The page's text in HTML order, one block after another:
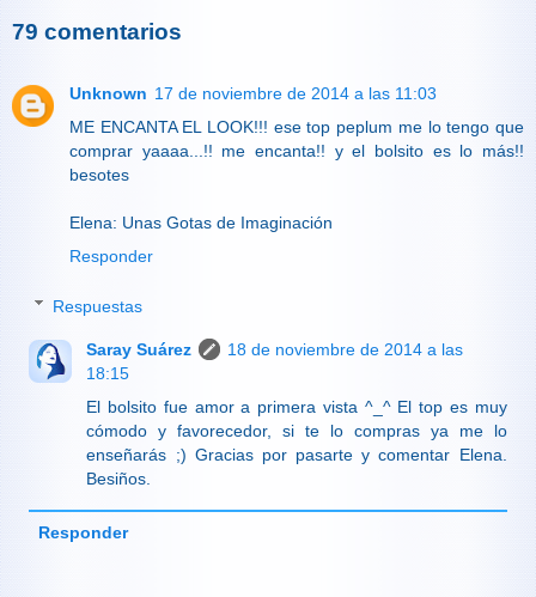
79 comentarios
Unknown 17 de noviembre de 2014 a las 11:03
ME ENCANTA EL LOOK!!! ese top peplum me lo tengo que
comprar yaaaa...!! me encanta!! y el bolsito es lo más!!
besotes
Elena: Unas Gotas de Imaginación
Responder
Respuestas
Saray Suárez
18 de noviembre de 2014 a las
18:15
El bolsito fue amor a primera vista ^_^ El top es muy
cómodo y favorecedor, si te lo compras ya me lo
enseñarás ;) Gracias por pasarte y comentar Elena.
Besiños.
Responder